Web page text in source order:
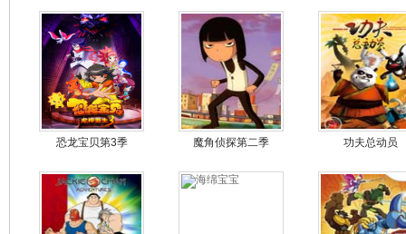
恐龙宝贝第3季 魔角侦探第二季 功夫总动员